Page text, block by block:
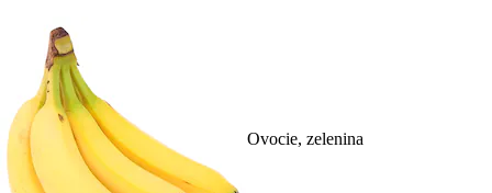
Ovocie, zelenina